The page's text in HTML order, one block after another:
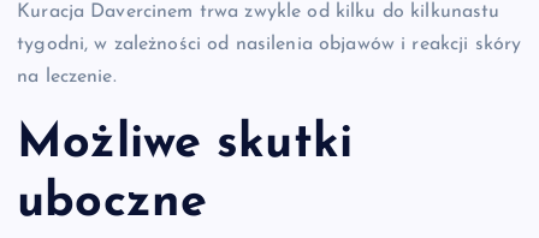
Kuracja Davercinem trwa zwykle od kilku do kilkunastu
tygodni, w zależności od nasilenia objawów i reakcji skóry
na leczenie.
Możliwe skutki
uboczne